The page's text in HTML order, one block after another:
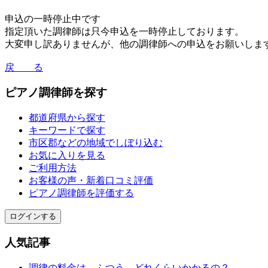
申込の一時停止中です
指定頂いた調律師は只今申込を一時停止しております。
大変申し訳ありませんが、他の調律師への申込をお願いしま
戻 る
ピアノ調律師を探す
都道府県から探す
キーワードで探す
市区郡などの地域でしぼり込む
お気に入りを見る
ご利用方法
お客様の声・新着口コミ評価
ピアノ調律師を評価する
ログインする
人気記事